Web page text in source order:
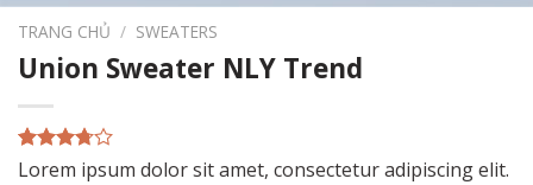
Add to
TRANG CHỦ / SWEATERS
Union Sweater NLY Trend
3.50trên
2Lorem ipsum dolor sit amet, consectetur adipiscing elit.